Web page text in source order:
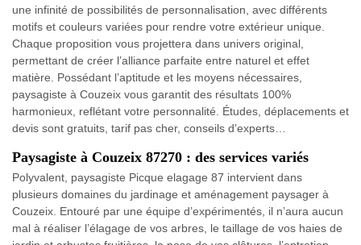
une infinité de possibilités de personnalisation, avec différents
motifs et couleurs variées pour rendre votre extérieur unique.
Chaque proposition vous projettera dans univers original,
permettant de créer l’alliance parfaite entre naturel et effet
matière. Possédant l’aptitude et les moyens nécessaires,
paysagiste à Couzeix vous garantit des résultats 100%
harmonieux, reflétant votre personnalité. Études, déplacements et
devis sont gratuits, tarif pas cher, conseils d’experts…
Paysagiste à Couzeix 87270 : des services variés
Polyvalent, paysagiste Picque elagage 87 intervient dans
plusieurs domaines du jardinage et aménagement paysager à
Couzeix. Entouré par une équipe d’expérimentés, il n’aura aucun
mal à réaliser l’élagage de vos arbres, le taillage de vos haies de